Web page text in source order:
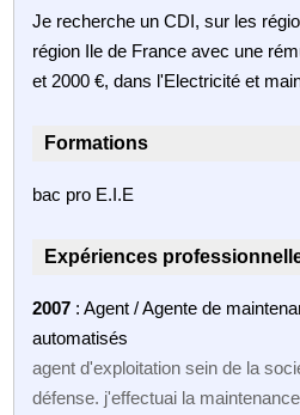
Je recherche un CDI, sur les
région Ile de France avec une
et 2000 €, dans l'Electricité et
Formations
bac pro E.I.E
Expériences
2007 : Agent / Agente de
automatisés
agent d'exploitation sein de la
défense. j'effectuai la